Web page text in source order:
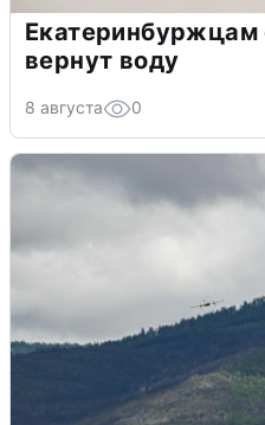
Екатеринбуржцам
вернут воду
8 августа 0